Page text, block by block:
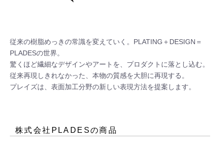
従来の樹脂めっきの常識を変えていく。PLATING＋DESIGN＝
PLADESの世界。
驚くほど繊細なデザインやアートを、プロダクトに落とし込む。
従来再現しきれなかった、本物の質感を大胆に再現する。
プレイズは、表面加工分野の新しい表現方法を提案します。
株式会社PLADESの商品